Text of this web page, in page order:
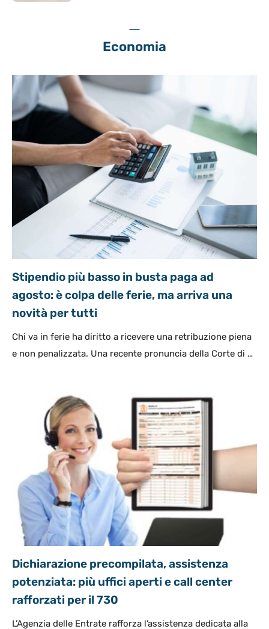
Economia
Stipendio più basso in busta paga ad
agosto: è colpa delle ferie, ma arriva una
novità per tutti
Chi va in ferie ha diritto a ricevere una retribuzione piena
e non penalizzata. Una recente pronuncia della Corte di …
Dichiarazione precompilata, assistenza
potenziata: più uffici aperti e call center
rafforzati per il 730
L’Agenzia delle Entrate rafforza l’assistenza dedicata alla